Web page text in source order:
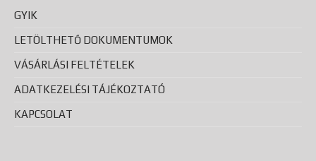
GYIK
LETÖLTHETŐ DOKUMENTUMOK
VÁSÁRLÁSI FELTÉTELEK
ADATKEZELÉSI TÁJÉKOZTATÓ
KAPCSOLAT